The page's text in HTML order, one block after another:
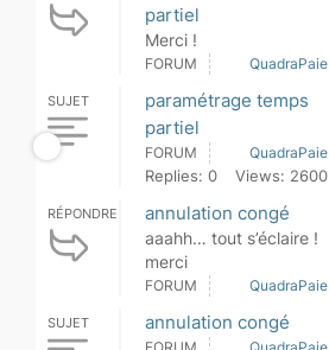
partiel
Merci !
FORUM QuadraPaie
SUJET
paramétrage temps
partiel
FORUM QuadraPaie
Replies: 0 Views: 2600
RÉPONDRE annulation congé
aaahh… tout s’éclaire !
merci
FORUM QuadraPaie
SUJET annulation congé